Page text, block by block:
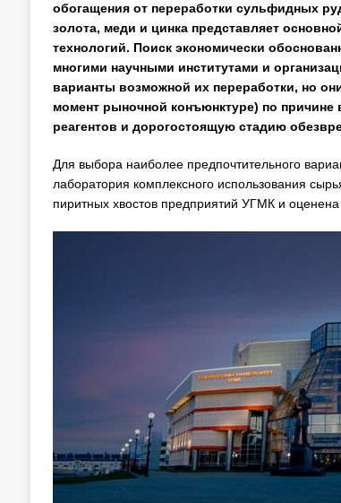
обогащения от переработки сульфидных
золота, меди и цинка представляет
технологий. Поиск экономически
многими научными институтами и
варианты возможной их переработки, но
момент рыночной конъюнктуре) по причине
реагентов и дорогостоящую стадию
Для выбора наиболее предпочтительного
лаборатория комплексного использования
пиритных хвостов предприятий УГМК и